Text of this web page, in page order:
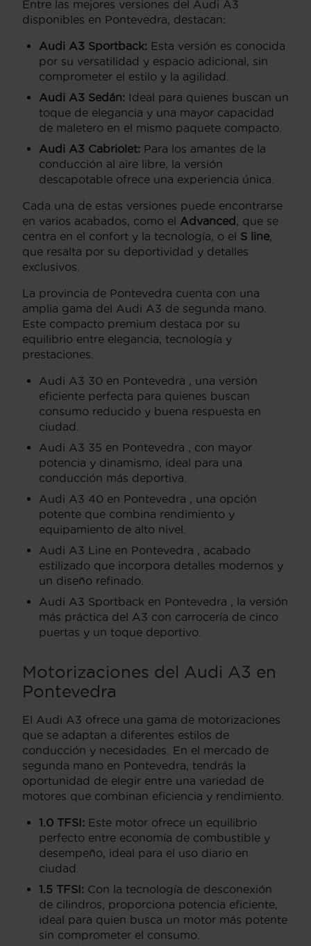
Entre las mejores versiones del Audi A3
disponibles en Pontevedra, destacan:
Audi A3 Sportback: Esta versión es conocida
por su versatilidad y espacio adicional, sin
comprometer el estilo y la agilidad.
Audi A3 Sedán: Ideal para quienes buscan un
toque de elegancia y una mayor capacidad
de maletero en el mismo paquete compacto.
Audi A3 Cabriolet: Para los amantes de la
conducción al aire libre, la versión
descapotable ofrece una experiencia única.
Cada una de estas versiones puede encontrarse
en varios acabados, como el Advanced
, que se
centra en el confort y la tecnología, o el S line
que resalta por su deportividad y detalles
exclusivos.
La provincia de Pontevedra cuenta con una
amplia gama del Audi A3 de segunda mano.
Este compacto premium destaca por su
equilibrio entre elegancia, tecnología y
prestaciones.
Audi A3 30 en Pontevedra , una versión
eficiente perfecta para quienes buscan
consumo reducido y buena respuesta en
ciudad.
Audi A3 35 en Pontevedra , con mayor
potencia y dinamismo, ideal para una
conducción más deportiva.
Audi A3 40 en Pontevedra , una opción
potente que combina rendimiento y
equipamiento de alto nivel.
Audi A3 Line en Pontevedra , acabado
estilizado que incorpora detalles modernos y
un diseño refinado.
Audi A3 Sportback en Pontevedra , la versión
más práctica del A3 con carrocería de cinco
puertas y un toque deportivo.
Motorizaciones del Audi A3 en
Pontevedra
El Audi A3 ofrece una gama de motorizaciones
que se adaptan a diferentes estilos de
conducción y necesidades. En el mercado de
segunda mano en Pontevedra, tendrás la
oportunidad de elegir entre una variedad de
motores que combinan eficiencia y rendimiento.
1.0 TFSI: Este motor ofrece un equilibrio
perfecto entre economía de combustible y
desempeño, ideal para el uso diario en
ciudad.
1.5 TFSI: Con la tecnología de desconexión
de cilindros, proporciona potencia eficiente,
ideal para quien busca un motor más potente
sin comprometer el consumo.